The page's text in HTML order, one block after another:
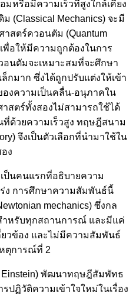
มหรือมีความเร็วที่สูงใกล้เคียง
(Classical Mechanics) จะมี
สตร์ควอนตัม (Quantum
พื่อให้มีความถูกต้องในการ
นตัมจะเหมาะสมที่จะศึกษา
กมาก ซึ่งได้ถูกปรับแต่งให้เข้า
งความเป็นคลื่น-อนุภาคใน
สตร์ทั้งสองไม่สามารถใช้ได้
ด้วยความเร็วสูง ทฤษฎีสนาม
จึงเป็นตัวเลือกที่นำมาใช้ใน
ง
ป็นคนแรกที่อธิบายความ
ง การศึกษาความสัมพันธ์นี้
mechanics) ซึ่งกล
ำหรับทุกสถานการณ์ และมีแค่
ยวข้อง และไม่มีความสัมพันธ์
ตุการณ์ที่ 2
Einstein) พัฒนาทฤษฎีสัมพัทธ
ปฏิวัติความเข้าใจใหม่ในเรื่อง